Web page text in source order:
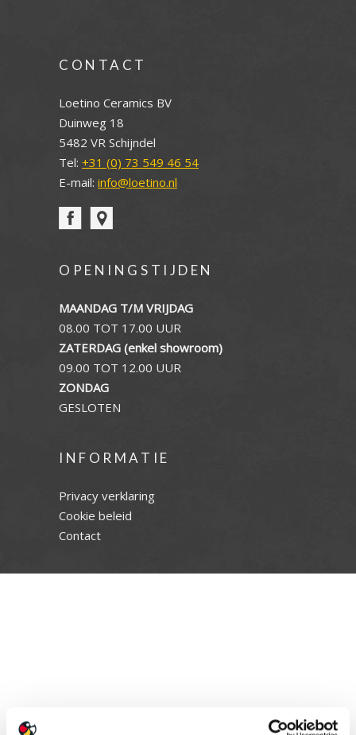
CONTACT
Loetino Ceramics BV
Duinweg 18
5482 VR Schijndel
Tel: +31 (0) 73 549 46 54
E-mail: info@loetino.nl
OPENINGSTIJDEN
MAANDAG T/M VRIJDAG
08.00 TOT 17.00 UUR
ZATERDAG (enkel showroom)
09.00 TOT 12.00 UUR
ZONDAG
GESLOTEN
INFORMATIE
Privacy verklaring
Cookie beleid
Contact